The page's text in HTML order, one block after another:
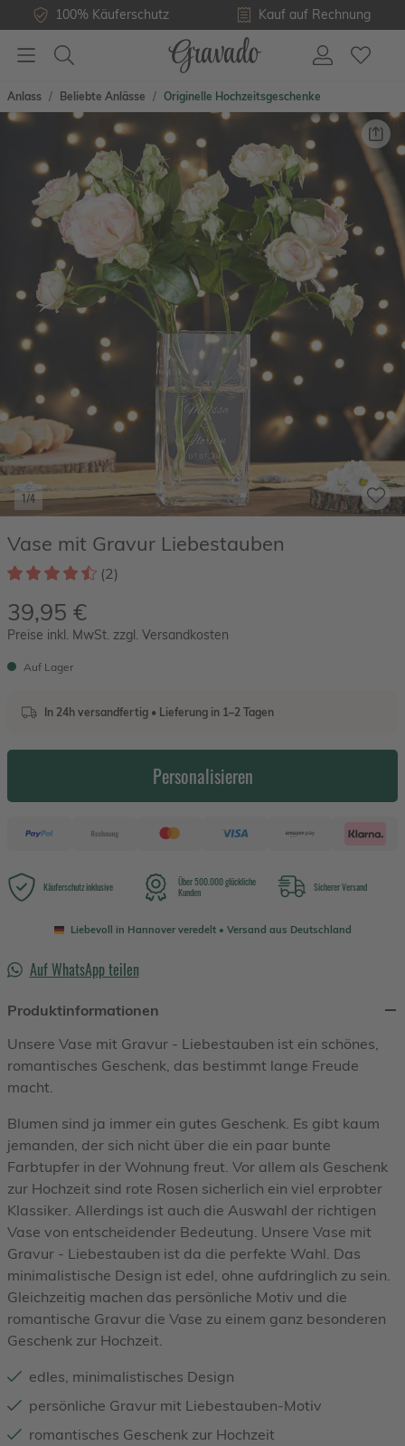
100% Käuferschutz Kauf auf Rechnung
Anlass Beliebte Anlässe Originelle Hochzeitsgeschenke
1/4
Vase mit Gravur Liebestauben
(2)
39,95 €
Preise inkl. MwSt. zzgl. Versandkosten
Auf Lager
In 24h versandfertig • Lieferung in 1–2 Tagen
Personalisieren
Käuferschutz inklusive
Über 500.000 glückliche
Kunden
Sicherer Versand
Liebevoll in Hannover veredelt • Versand aus Deutschland
Auf WhatsApp teilen
Produktinformationen
Unsere Vase mit Gravur - Liebestauben ist ein schönes,
romantisches Geschenk, das bestimmt lange Freude
macht.
Blumen sind ja immer ein gutes Geschenk. Es gibt kaum
jemanden, der sich nicht über die ein paar bunte
Farbtupfer in der Wohnung freut. Vor allem als Geschenk
zur Hochzeit sind rote Rosen sicherlich ein viel erprobter
Klassiker. Allerdings ist auch die Auswahl der richtigen
Vase von entscheidender Bedeutung. Unsere Vase mit
Gravur - Liebestauben ist da die perfekte Wahl. Das
minimalistische Design ist edel, ohne aufdringlich zu sein.
Gleichzeitig machen das persönliche Motiv und die
romantische Gravur die Vase zu einem ganz besonderen
Geschenk zur Hochzeit.
edles, minimalistisches Design
persönliche Gravur mit Liebestauben-Motiv
romantisches Geschenk zur Hochzeit